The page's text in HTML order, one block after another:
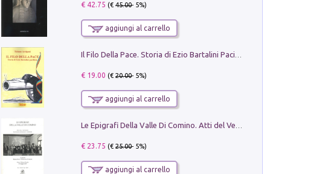
€ 42.75 (€45.00- 5%)
aggiungi al carrello
€ 19.00 (€20.00- 5%)
aggiungi al carrello
€ 23.75 (€25.00- 5%)
aggiungi al carrello